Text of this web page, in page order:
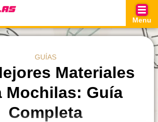
Menu
GUÍAS
Materiales
Mochilas: Guía
Completa